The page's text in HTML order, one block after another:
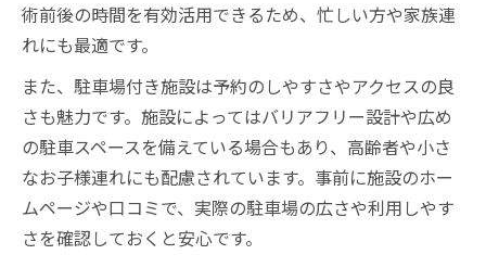
術前後の時間を有効活用できるため、忙しい方や家族連
れにも最適です。
また、駐車場付き施設は予約のしやすさやアクセスの良
さも魅力です。施設によってはバリアフリー設計や広め
の駐車スペースを備えている場合もあり、高齢者や小さ
なお子様連れにも配慮されています。事前に施設のホー
ムページや口コミで、実際の駐車場の広さや利用しやす
さを確認しておくと安心です。